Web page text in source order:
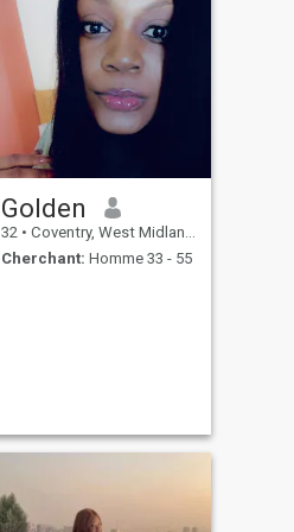
Golden
32 • Coventry, West Midlands, Royaume Uni
Cherchant: Homme 33 - 55